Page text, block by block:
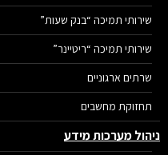
שירותי תמיכה “בנק שעות”
שירותי תמיכה “ריטיינר”
שרתים ארגוניים
תחזוקת מחשבים
מערכות מידע